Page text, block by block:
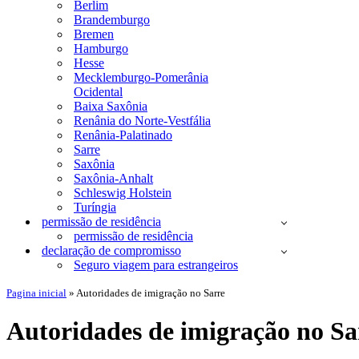
Berlim
Brandemburgo
Bremen
Hamburgo
Hesse
Mecklemburgo-Pomerânia
Ocidental
Baixa Saxônia
Renânia do Norte-Vestfália
Renânia-Palatinado
Sarre
Saxônia
Saxônia-Anhalt
Schleswig Holstein
Turíngia
permissão de residência
permissão de residência
declaração de compromisso
Seguro viagem para estrangeiros
Pagina inicial » Autoridades de imigração no Sarre
Autoridades de imigração no